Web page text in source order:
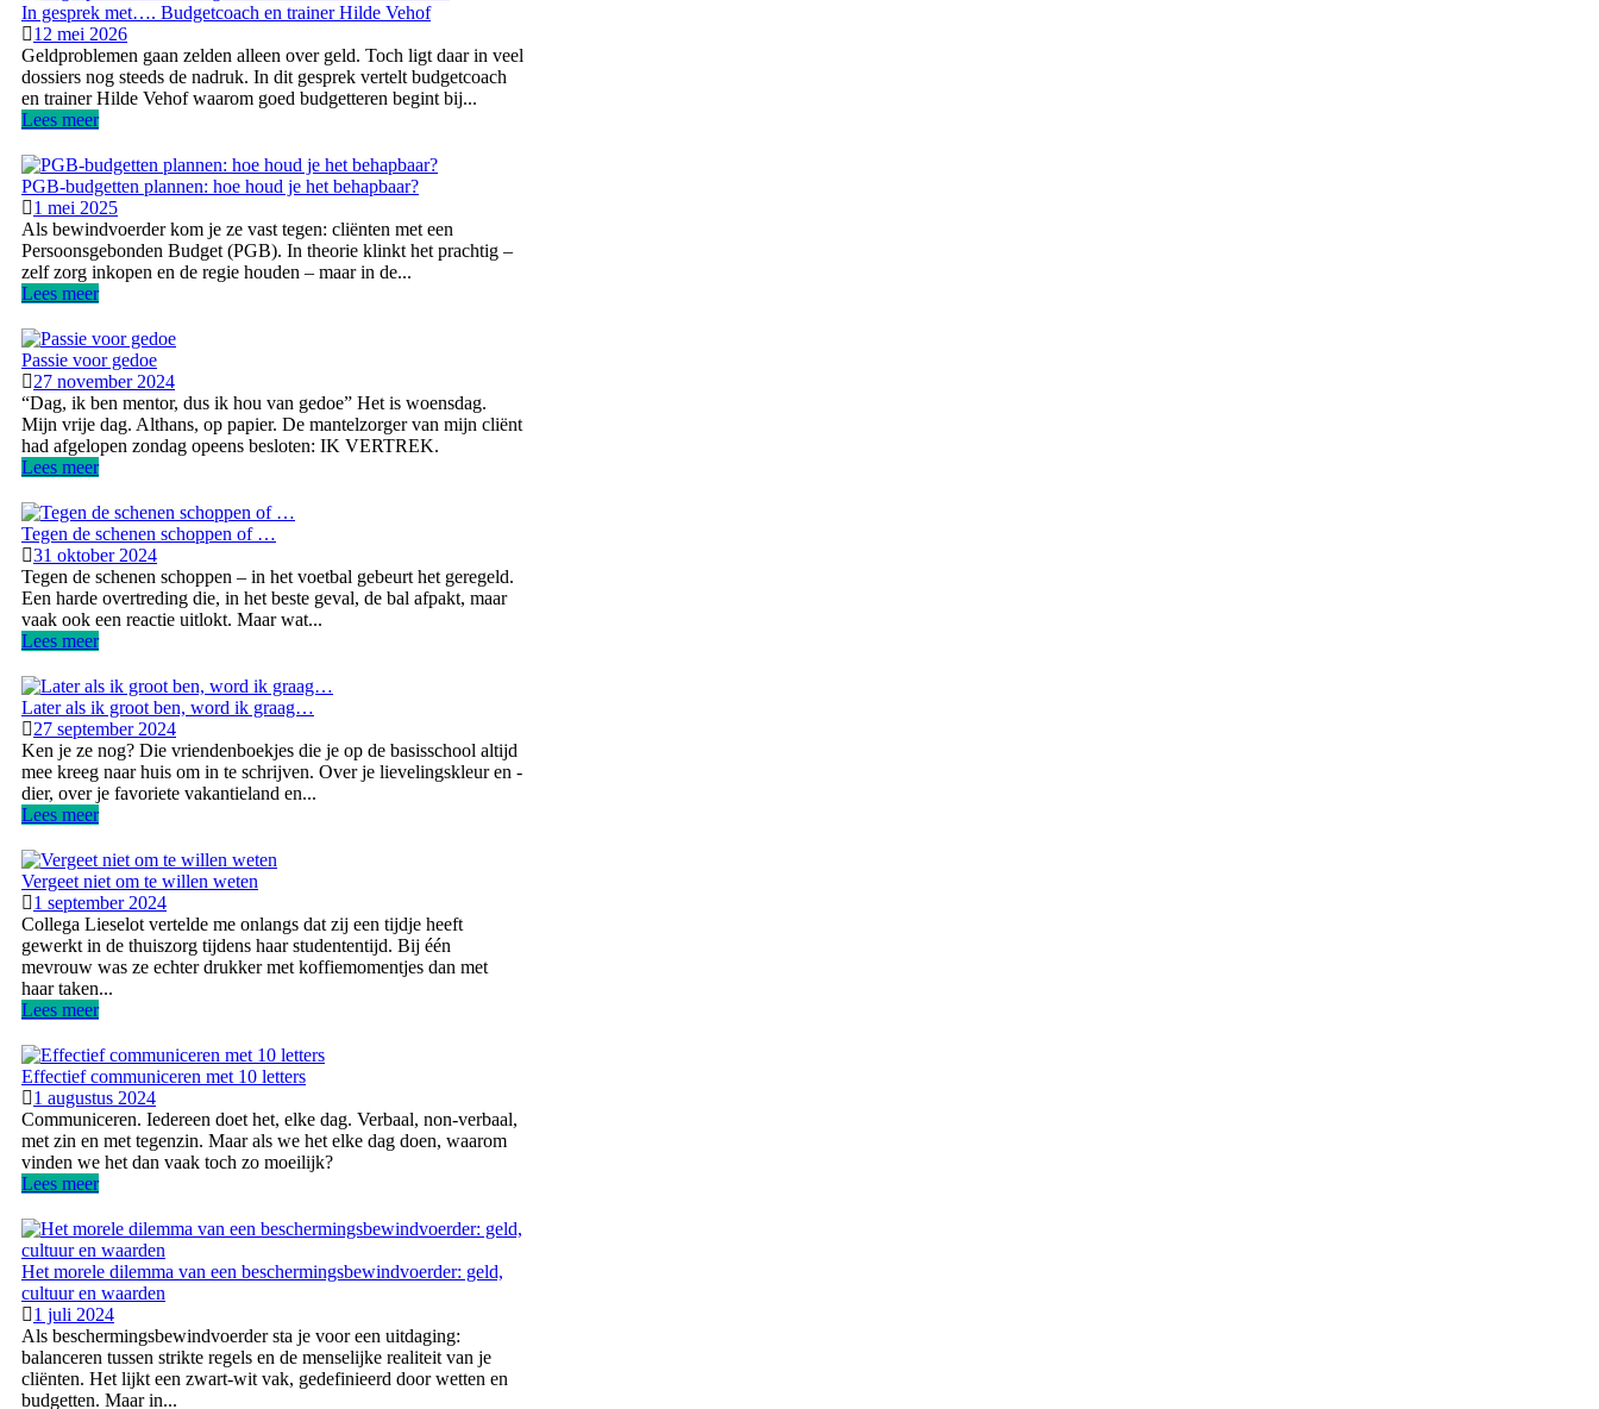
In gesprek met…. Budgetcoach en trainer Hilde Vehof
12 mei 2026
Geldproblemen gaan zelden alleen over geld. Toch ligt daar in veel
dossiers nog steeds de nadruk. In dit gesprek vertelt budgetcoach
en trainer Hilde Vehof waarom goed budgetteren begint bij...
Lees meer
PGB-budgetten plannen: hoe houd je het behapbaar?
1 mei 2025
Als bewindvoerder kom je ze vast tegen: cliënten met een
Persoonsgebonden Budget (PGB). In theorie klinkt het prachtig –
zelf zorg inkopen en de regie houden – maar in de...
Lees meer
Passie voor gedoe
27 november 2024
“Dag, ik ben mentor, dus ik hou van gedoe” Het is woensdag.
Mijn vrije dag. Althans, op papier. De mantelzorger van mijn cliënt
had afgelopen zondag opeens besloten: IK VERTREK.
Lees meer
Tegen de schenen schoppen of …
31 oktober 2024
Tegen de schenen schoppen – in het voetbal gebeurt het geregeld.
Een harde overtreding die, in het beste geval, de bal afpakt, maar
vaak ook een reactie uitlokt. Maar wat...
Lees meer
Later als ik groot ben, word ik graag…
27 september 2024
Ken je ze nog? Die vriendenboekjes die je op de basisschool altijd
mee kreeg naar huis om in te schrijven. Over je lievelingskleur en -
dier, over je favoriete vakantieland en...
Lees meer
Vergeet niet om te willen weten
1 september 2024
Collega Lieselot vertelde me onlangs dat zij een tijdje heeft
gewerkt in de thuiszorg tijdens haar studententijd. Bij één
mevrouw was ze echter drukker met koffiemomentjes dan met
haar taken...
Lees meer
Effectief communiceren met 10 letters
1 augustus 2024
Communiceren. Iedereen doet het, elke dag. Verbaal, non-verbaal,
met zin en met tegenzin. Maar als we het elke dag doen, waarom
vinden we het dan vaak toch zo moeilijk?
Lees meer
Het morele dilemma van een beschermingsbewindvoerder: geld,
cultuur en waarden
1 juli 2024
Als beschermingsbewindvoerder sta je voor een uitdaging:
balanceren tussen strikte regels en de menselijke realiteit van je
cliënten. Het lijkt een zwart-wit vak, gedefinieerd door wetten en
budgetten. Maar in...